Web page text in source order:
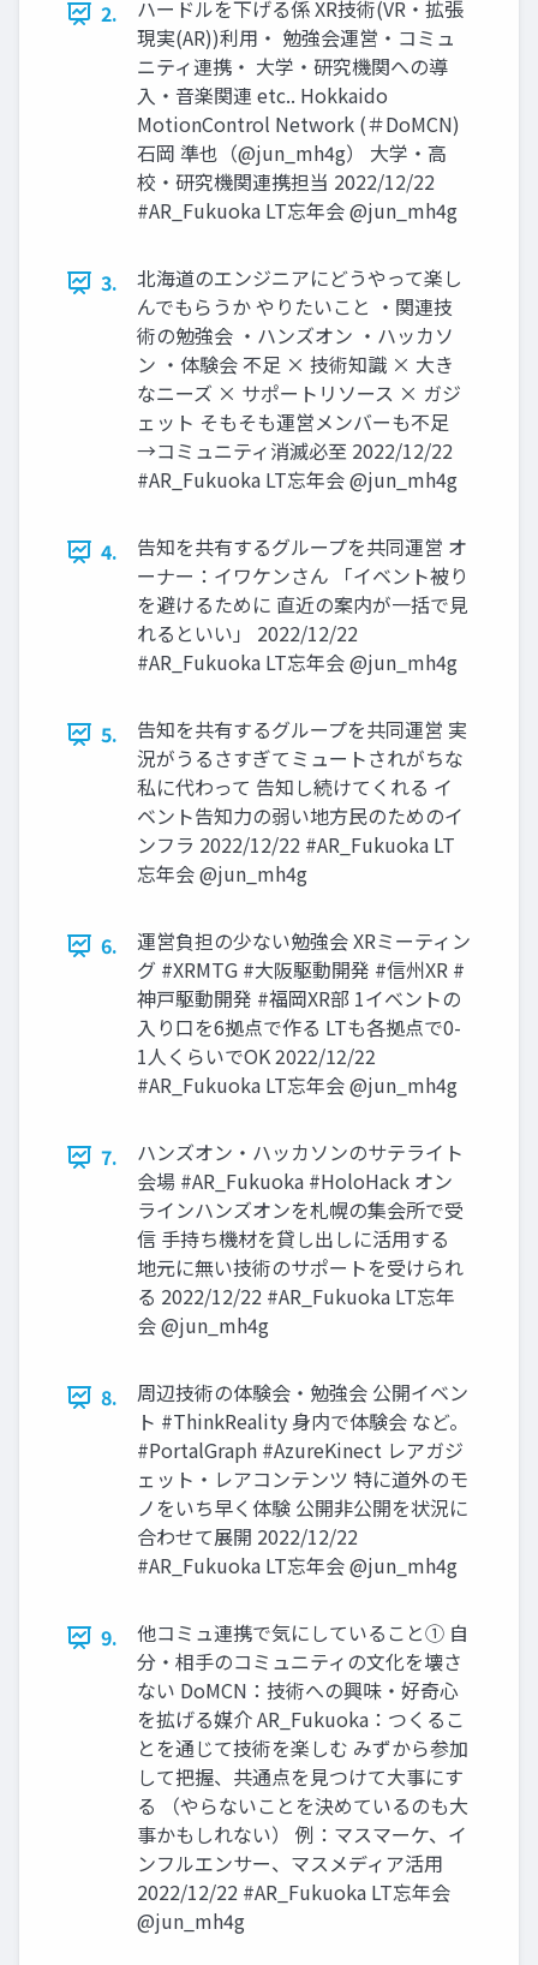
2.
ハードルを下げる係 XR技術(VR・拡張
現実(AR))利用・ 勉強会運営・コミュ
ニティ連携・ 大学・研究機関への導
入・音楽関連 etc.. Hokkaido
MotionControl Network (＃DoMCN)
石岡 準也（@jun_mh4g） 大学・高
校・研究機関連携担当 2022/12/22
#AR_Fukuoka LT忘年会 @jun_mh4g
3.
北海道のエンジニアにどうやって楽し
んでもらうか やりたいこと ・関連技
術の勉強会 ・ハンズオン ・ハッカソ
ン ・体験会 不足 × 技術知識 × 大き
なニーズ × サポートリソース × ガジ
ェット そもそも運営メンバーも不足
→コミュニティ消滅必至 2022/12/22
#AR_Fukuoka LT忘年会 @jun_mh4g
4.
告知を共有するグループを共同運営 オ
ーナー：イワケンさん 「イベント被り
を避けるために 直近の案内が一括で見
れるといい」 2022/12/22
#AR_Fukuoka LT忘年会 @jun_mh4g
5.
告知を共有するグループを共同運営 実
況がうるさすぎてミュートされがちな
私に代わって 告知し続けてくれる イ
ベント告知力の弱い地方民のためのイ
ンフラ 2022/12/22 #AR_Fukuoka LT
忘年会 @jun_mh4g
6.
運営負担の少ない勉強会 XRミーティン
グ #XRMTG #大阪駆動開発 #信州XR #
神戸駆動開発 #福岡XR部 1イベントの
入り口を6拠点で作る LTも各拠点で0-
1人くらいでOK 2022/12/22
#AR_Fukuoka LT忘年会 @jun_mh4g
7.
ハンズオン・ハッカソンのサテライト
会場 #AR_Fukuoka #HoloHack オン
ラインハンズオンを札幌の集会所で受
信 手持ち機材を貸し出しに活用する
地元に無い技術のサポートを受けられ
る 2022/12/22 #AR_Fukuoka LT忘年
会 @jun_mh4g
8.
周辺技術の体験会・勉強会 公開イベン
ト #ThinkReality 身内で体験会 など。
#PortalGraph #AzureKinect レアガジ
ェット・レアコンテンツ 特に道外のモ
ノをいち早く体験 公開非公開を状況に
合わせて展開 2022/12/22
#AR_Fukuoka LT忘年会 @jun_mh4g
9.
他コミュ連携で気にしていること① 自
分・相手のコミュニティの文化を壊さ
ない DoMCN：技術への興味・好奇心
を拡げる媒介 AR_Fukuoka：つくるこ
とを通じて技術を楽しむ みずから参加
して把握、共通点を見つけて大事にす
る （やらないことを決めているのも大
事かもしれない） 例：マスマーケ、イ
ンフルエンサー、マスメディア活用
2022/12/22 #AR_Fukuoka LT忘年会
@jun_mh4g